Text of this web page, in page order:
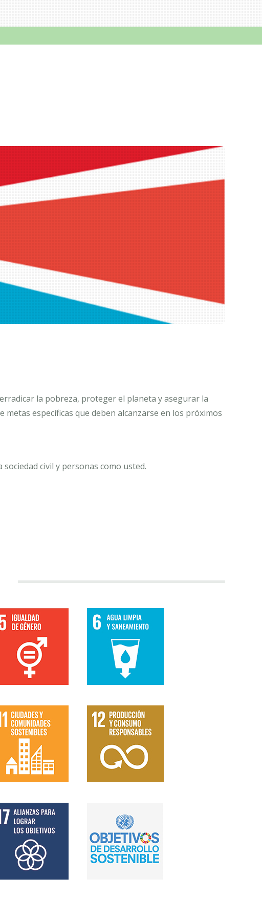
la pobreza, proteger el planeta y asegurar la
específicas que deben alcanzarse en los próximos
civil y personas como usted.